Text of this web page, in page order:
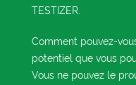
TESTIZER.
Comment pouvez-
potentiel que vous
Vous ne pouvez le